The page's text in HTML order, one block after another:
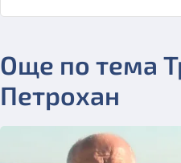
Още по тема
Петрохан